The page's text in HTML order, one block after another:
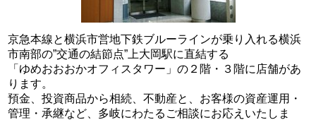
京急本線と横浜市営地下鉄ブルーラインが乗り入れる横浜
市南部の”交通の結節点”上大岡駅に直結する
「ゆめおおおかオフィスタワー」の２階・３階に店舗があ
ります。
預金、投資商品から相続、不動産と、お客様の資産運用・
管理・承継など、多岐にわたるご相談にお応えいたしま